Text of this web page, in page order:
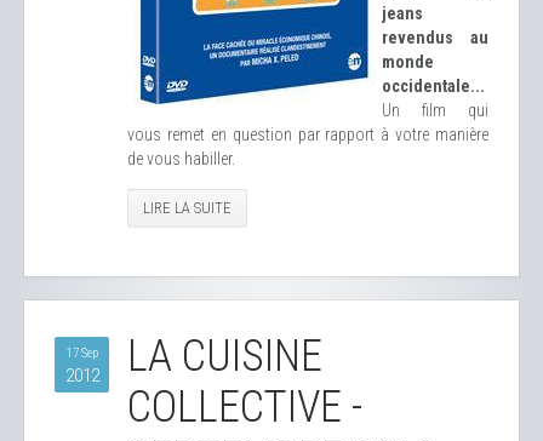
jeans
revendus au
monde
occidentale...
Un film qui
vous remet en question par rapport à votre manière
de vous habiller.
LIRE LA SUITE
17 Sep
2012
LA CUISINE
COLLECTIVE -